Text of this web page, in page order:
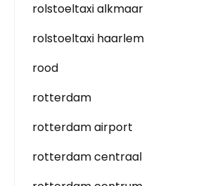
rolstoeltaxi alkmaar
rolstoeltaxi haarlem
rood
rotterdam
rotterdam airport
rotterdam centraal